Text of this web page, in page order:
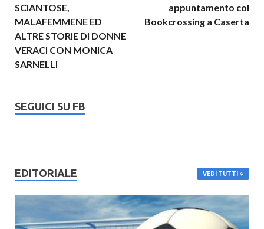
SCIANTOSE,
MALAFEMMENE ED
ALTRE STORIE DI DONNE
VERACI CON MONICA
SARNELLI
appuntamento col
Bookcrossing a Caserta
SEGUICI SU FB
EDITORIALE VEDI TUTTI